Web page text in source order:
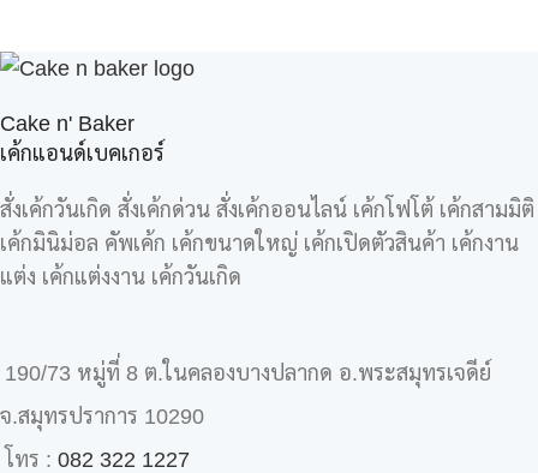
Cake n' Baker
เค้กแอนด์เบคเกอร์
สั่งเค้กวันเกิด สั่งเค้กด่วน สั่งเค้กออนไลน์ เค้กโฟโต้ เค้กสามมิติ
เค้กมินิม่อล คัพเค้ก เค้กขนาดใหญ่ เค้กเปิดตัวสินค้า เค้กงาน
แต่ง เค้กแต่งงาน เค้กวันเกิด
190/73 หมู่ที่ 8 ต.ในคลองบางปลากด อ.พระสมุทรเจดีย์
จ.สมุทรปราการ 10290
โทร : 082 322 1227